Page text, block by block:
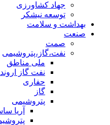
جهاد کشاورزی
توسعه نیشکر
بهداشت و سلامت
صنعت
صمت
نفت،گاز،پتروشیمی
ملی مناطق
نفت گاز
حفاری
گاز
پتروشیمی
آریا